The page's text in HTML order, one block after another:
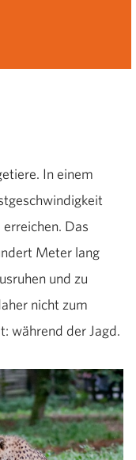
In einem
Das
Meter lang
und zu
nicht zum
während der Jagd.